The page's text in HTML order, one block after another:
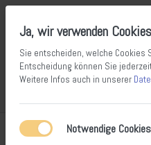
Ja, wir verwenden Cookies
Sie entscheiden, welche Cookies
Entscheidung können Sie
Weitere Infos auch in unserer
Notwendige Cookies